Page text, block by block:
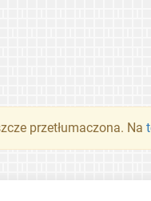
przetłumaczona. Na